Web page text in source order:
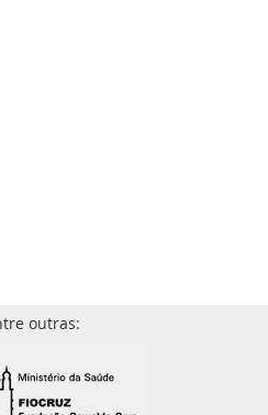
outras: